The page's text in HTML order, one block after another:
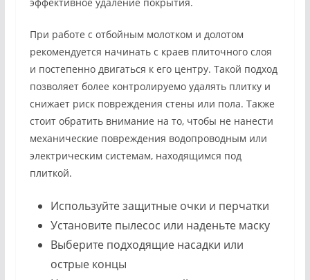
При работе с отбойным молотком и долотом
рекомендуется начинать с краев плиточного слоя
и постепенно двигаться к его центру. Такой подход
позволяет более контролируемо удалять плитку и
снижает риск повреждения стены или пола. Также
стоит обратить внимание на то, чтобы не нанести
механические повреждения водопроводным или
электрическим системам, находящимся под
плиткой.
Используйте защитные очки и перчатки
Установите пылесос или наденьте маску
Выберите подходящие насадки или
острые концы